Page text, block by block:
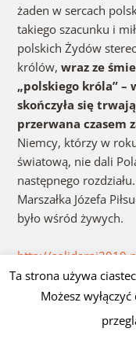
żaden w sercach
takiego szacunku i
polskich Żydów
królów, wraz ze
„polskiego króla” –
skończyła się
przerwana czasem
Niemcy, którzy w
światową, nie dali
następnego
Marszałka Józefa
było wśród żywych.
http://
sasiedztwo-polacy-i-
Potwierdza ten sąd
żydowski
Ta strona używa
Możesz